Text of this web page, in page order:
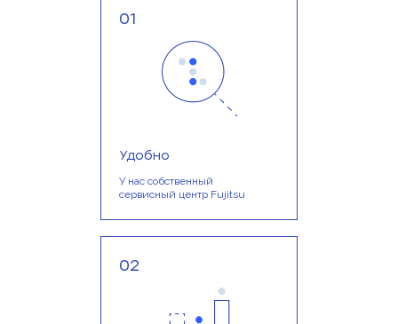
01
Удобно
У нас собственный
сервисный центр Fujitsu
02